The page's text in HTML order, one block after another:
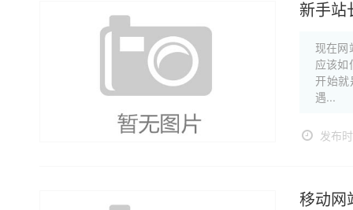
新手站
现在网
应该如
开始就
遇...
发布
移动网